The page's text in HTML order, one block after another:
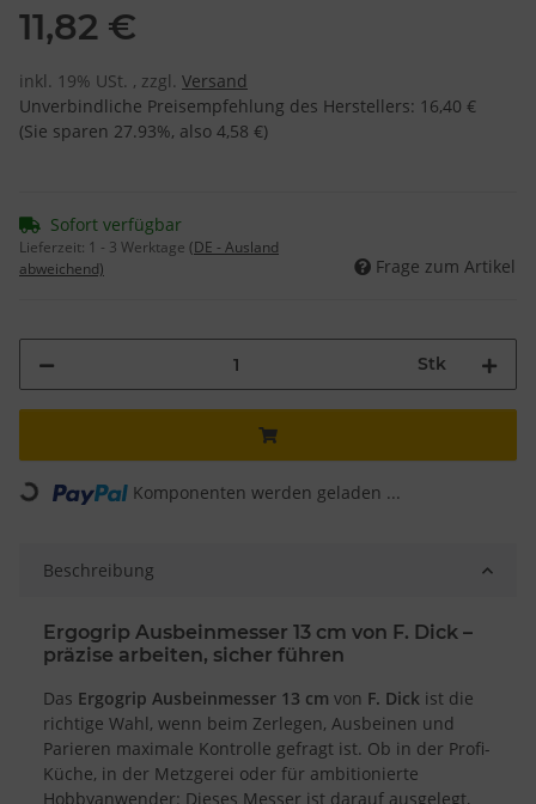
11,82 €
inkl. 19% USt. , zzgl. Versand
Unverbindliche Preisempfehlung des Herstellers: 16,40 €
(Sie sparen 27.93%, also 4,58 €)
Sofort verfügbar
Lieferzeit: 1 - 3 Werktage (DE - Ausland
abweichend)
Frage zum Artikel
Stk
Loading... Komponenten werden geladen ...
Beschreibung
Ergogrip Ausbeinmesser 13 cm von F. Dick –
präzise arbeiten, sicher führen
Das Ergogrip Ausbeinmesser 13 cm von F. Dick ist die
richtige Wahl, wenn beim Zerlegen, Ausbeinen und
Parieren maximale Kontrolle gefragt ist. Ob in der Profi-
Küche, in der Metzgerei oder für ambitionierte
Hobbyanwender: Dieses Messer ist darauf ausgelegt,